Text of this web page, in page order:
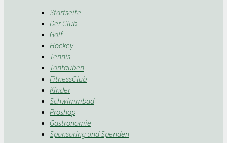
Startseite
Der Club
Golf
Hockey
Tennis
Tontauben
FitnessClub
Kinder
Schwimmbad
Proshop
Gastronomie
Sponsoring und Spenden